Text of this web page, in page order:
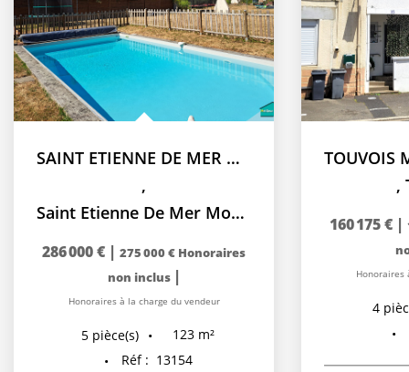
SAINT ETIENNE DE MER MORTE 125 m² Terrain clos 846 m²
,
Saint Etienne De Mer Morte
286 000 € | 275 000 € Honoraires
non inclus |
Honoraires à la charge du vendeur
5 pièce(s) 123 m²
Réf : 13154
,
160 175 € |
Honoraires
4